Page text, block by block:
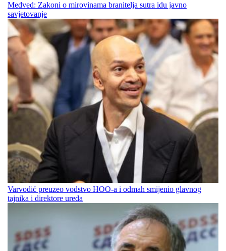
Medved: Zakoni o mirovinama branitelja sutra idu javno
savjetovanje
Varvodić preuzeo vodstvo HOO-a i odmah smijenio glavnog
tajnika i direktore ureda